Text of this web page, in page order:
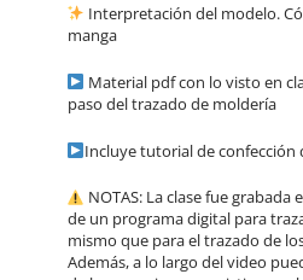
Interpretación del modelo.
manga
Material pdf con lo visto en
paso del trazado de moldería
Incluye tutorial de confección
NOTAS: La clase fue
de un programa digital para
mismo que para el trazado de
Además, a lo largo del video